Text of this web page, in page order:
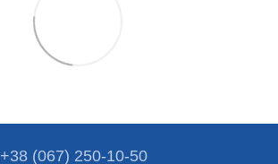
+38 (067) 250-10-50